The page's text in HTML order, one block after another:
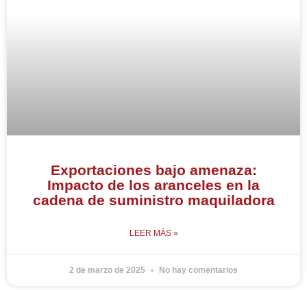
Exportaciones bajo amenaza:
Impacto de los aranceles en la
cadena de suministro maquiladora
LEER MÁS »
2 de marzo de 2025 No hay comentarios